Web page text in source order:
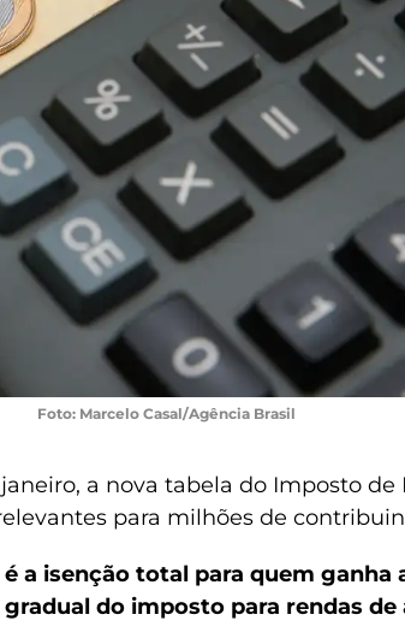
Foto: Marcelo Casal/Agência Brasil
a nova tabela do Imposto de
para milhões de
a isenção total para quem ganha
do imposto para rendas de